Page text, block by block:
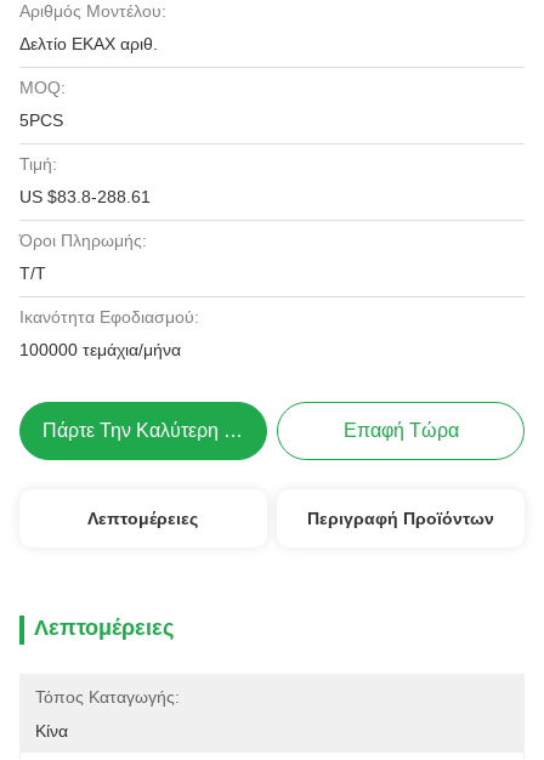
Αριθμός Μοντέλου:
Δελτίο ΕΚΑΧ αριθ.
MOQ:
5PCS
Τιμή:
US $83.8-288.61
Όροι Πληρωμής:
Τ/Τ
Ικανότητα Εφοδιασμού:
100000 τεμάχια/μήνα
Πάρτε Την Καλύτερη Τιμή Επαφή Τώρα
Λεπτομέρειες Περιγραφή Προϊόντων
Λεπτομέρειες
Τόπος Καταγωγής:
Κίνα